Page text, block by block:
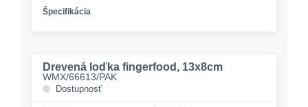
Špecifikácia
Drevená loďka fingerfood, 13x8cm
WMX/66613/PAK
Dostupnosť